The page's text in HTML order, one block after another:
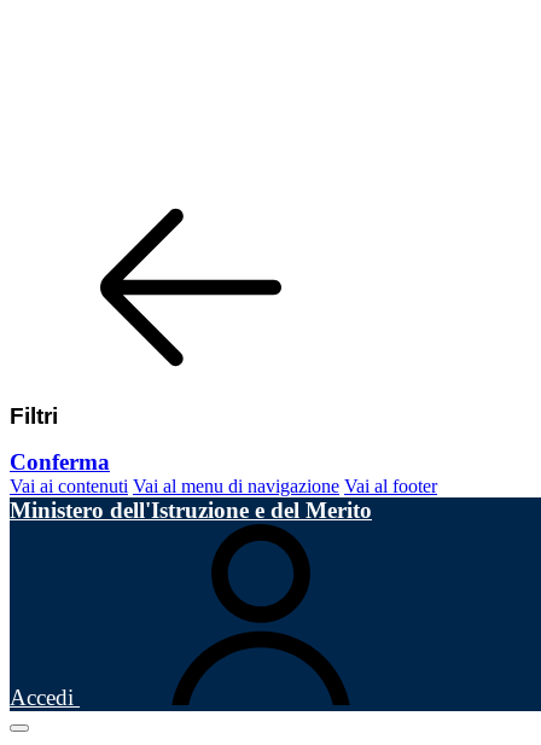
Filtri
Conferma
Vai ai contenuti Vai al menu di navigazione Vai al footer
Ministero dell'Istruzione e del Merito
Accedi